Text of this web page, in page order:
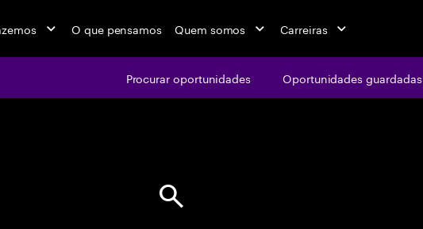
O que pensamos Quem somos Carreiras
Procurar oportunidades Oportunidades guardadas
Usa aspas para correspondência exata